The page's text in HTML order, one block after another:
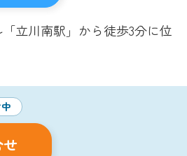
立川南駅」から徒歩3分に位